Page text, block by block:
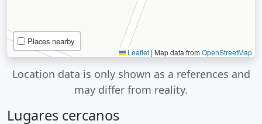
Places nearby
Leaflet | Map data from OpenStreetMap
Location data is only shown as a references and
may differ from reality.
Lugares cercanos